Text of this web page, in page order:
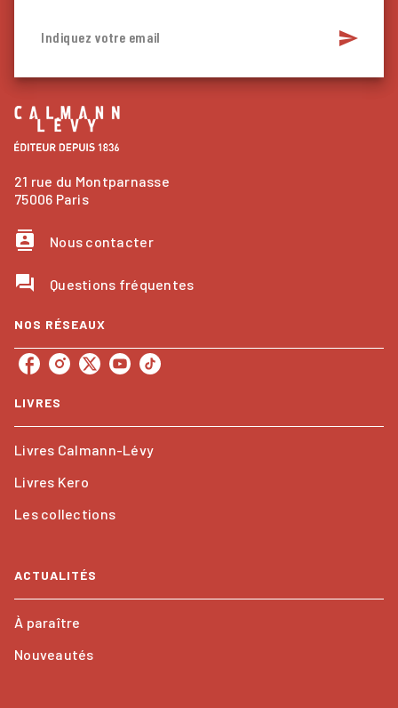
Indiquez votre email send
21 rue du Montparnasse
75006 Paris
contacts Nous contacter
question_answer Questions fréquentes
NOS RÉSEAUX
LIVRES
Livres Calmann-Lévy
Livres Kero
Les collections
ACTUALITÉS
À paraître
Nouveautés